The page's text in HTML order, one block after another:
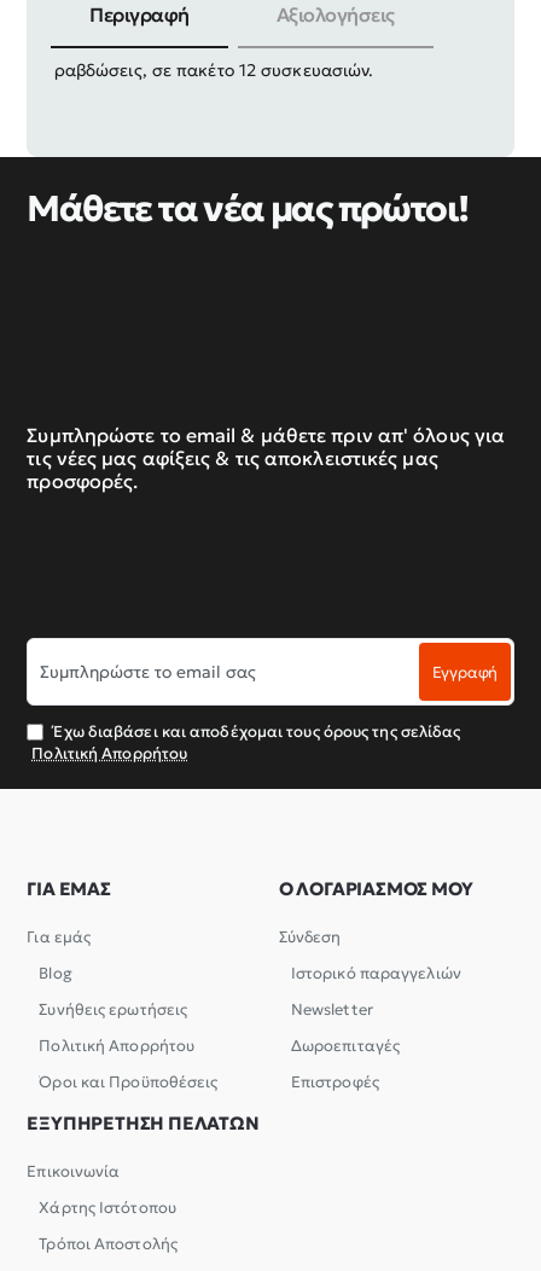
Περιγραφή Αξιολογήσεις
Ξύλινες καβίλιες σύνδεσης, στρογγυλές με
ραβδώσεις, σε πακέτο 12 συσκευασιών.
Μάθετε τα νέα μας πρώτοι!
Συμπληρώστε το email & μάθετε πριν απ' όλους για
τις νέες μας αφίξεις & τις αποκλειστικές μας
προσφορές.
Συμπληρώστε
το
email
σας
Εγγραφή
Έχω διαβάσει και αποδέχομαι τους όρους της σελίδας
Πολιτική Απορρήτου
ΓΙΑ ΕΜΑΣ
Για εμάς
Blog
Συνήθεις ερωτήσεις
Πολιτική Απορρήτου
Όροι και Προϋποθέσεις
Ο ΛΟΓΑΡΙΑΣΜΟΣ ΜΟΥ
Σύνδεση
Ιστορικό παραγγελιών
Newsletter
Δωροεπιταγές
Επιστροφές
ΕΞΥΠΗΡΕΤΗΣΗ ΠΕΛΑΤΩΝ
Επικοινωνία
Χάρτης Ιστότοπου
Τρόποι Αποστολής